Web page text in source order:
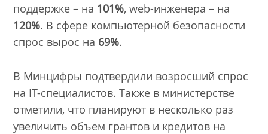
поддержке – на 101%, web-инженера – на
120%. В сфере компьютерной безопасности
спрос вырос на 69%.
В Минцифры подтвердили возросший спрос
на IT-специалистов. Также в министерстве
отметили, что планируют в несколько раз
увеличить объем грантов и кредитов на